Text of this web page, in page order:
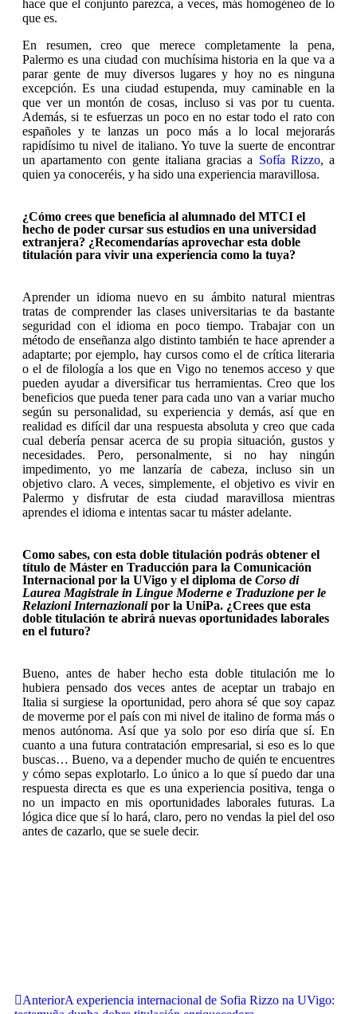
hace que el conjunto parezca, a veces, más homogéneo de lo
que es.
En resumen, creo que merece completamente la pena,
Palermo es una ciudad con muchísima historia en la que va a
parar gente de muy diversos lugares y hoy no es ninguna
excepción. Es una ciudad estupenda, muy caminable en la
que ver un montón de cosas, incluso si vas por tu cuenta.
Además, si te esfuerzas un poco en no estar todo el rato con
españoles y te lanzas un poco más a lo local mejorarás
rapidísimo tu nivel de italiano. Yo tuve la suerte de encontrar
un apartamento con gente italiana gracias a Sofía Rizzo, a
quien ya conoceréis, y ha sido una experiencia maravillosa.
¿Cómo crees que beneficia al alumnado del MTCI el
hecho de poder cursar sus estudios en una universidad
extranjera? ¿Recomendarías aprovechar esta doble
titulación para vivir una experiencia como la tuya?
Aprender un idioma nuevo en su ámbito natural mientras
tratas de comprender las clases universitarias te da bastante
seguridad con el idioma en poco tiempo. Trabajar con un
método de enseñanza algo distinto también te hace aprender a
adaptarte; por ejemplo, hay cursos como el de crítica literaria
o el de filología a los que en Vigo no tenemos acceso y que
pueden ayudar a diversificar tus herramientas. Creo que los
beneficios que pueda tener para cada uno van a variar mucho
según su personalidad, su experiencia y demás, así que en
realidad es difícil dar una respuesta absoluta y creo que cada
cual debería pensar acerca de su propia situación, gustos y
necesidades. Pero, personalmente, si no hay ningún
impedimento, yo me lanzaría de cabeza, incluso sin un
objetivo claro. A veces, simplemente, el objetivo es vivir en
Palermo y disfrutar de esta ciudad maravillosa mientras
aprendes el idioma e intentas sacar tu máster adelante.
Como sabes, con esta doble titulación podrás obtener el
título de Máster en Traducción para la Comunicación
Internacional por la UVigo y el diploma de Corso di
Laurea Magistrale in Lingue Moderne e Traduzione per le
Relazioni Internazionalipor la UniPa. ¿Crees que esta
doble titulación te abrirá nuevas oportunidades laborales
en el futuro?
Bueno, antes de haber hecho esta doble titulación me lo
hubiera pensado dos veces antes de aceptar un trabajo en
Italia si surgiese la oportunidad, pero ahora sé que soy capaz
de moverme por el país con mi nivel de italino de forma más o
menos autónoma. Así que ya solo por eso diría que sí. En
cuanto a una futura contratación empresarial, si eso es lo que
buscas… Bueno, va a depender mucho de quién te encuentres
y cómo sepas explotarlo. Lo único a lo que sí puedo dar una
respuesta directa es que es una experiencia positiva, tenga o
no un impacto en mis oportunidades laborales futuras. La
lógica dice que sí lo hará, claro, pero no vendas la piel del oso
antes de cazarlo, que se suele decir.
AnteriorA experiencia internacional de Sofia Rizzo na UVigo: